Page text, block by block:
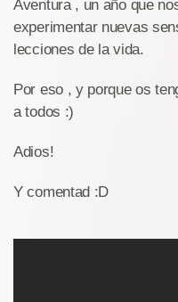
Aventura , un año que
experimentar nuevas
lecciones de la vida.
Por eso , y porque os
a todos :)
Adios!
Y comentad :D